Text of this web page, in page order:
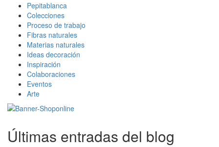
Pepitablanca
Colecciones
Proceso de trabajo
Fibras naturales
Materias naturales
Ideas decoración
Inspiración
Colaboraciones
Eventos
Arte
Últimas entradas del blog